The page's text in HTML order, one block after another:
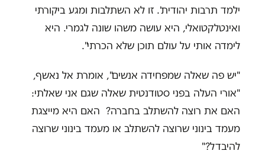
ילמד תרבות יהודית'. זו לא השתלבות ומגע ביקורתי
ואינטלקטואלי, היא עושה משהו שונה לגמרי. היא
לימדה אותי על עולם תוכן שלא הכרתי".
"יש פה שאלה שמפחידה אנשים", אומרת אל נאשף,
"אורי העלה בפני סטודנטית שאלה שגם אני שאלתי:
האם את רוצה להשתלב בחברה? האם היא מייצגת
מעמד בינוני שרוצה להשתלב או מעמד בינוני שרוצה
להיבדל?"